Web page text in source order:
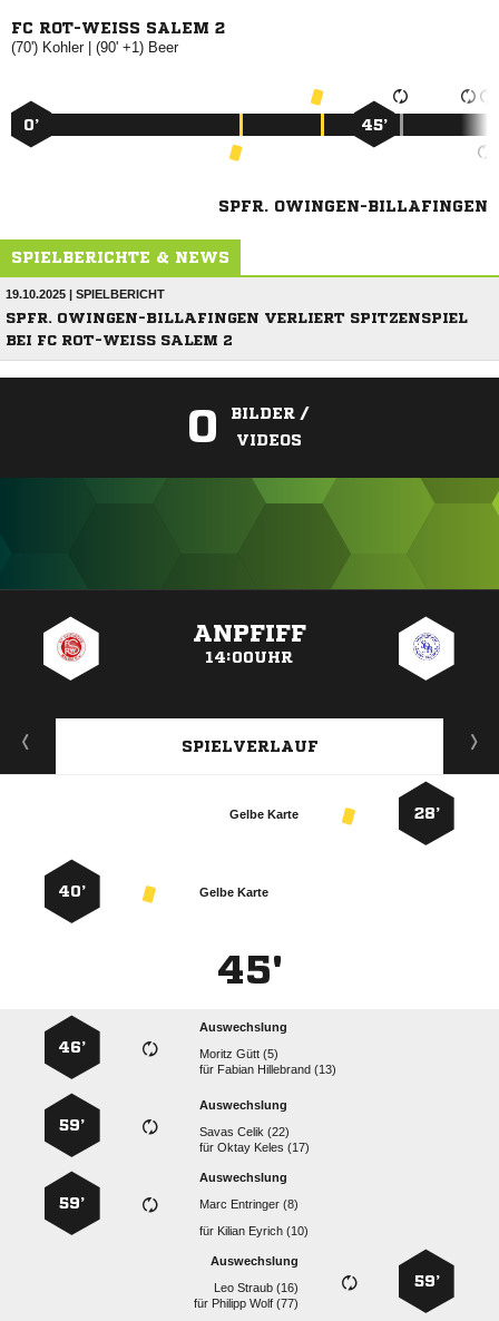
FC ROT-WEISS SALEM 2
(70') | (90' +1) 
0’ 45’
SPFR. OWINGEN-BILLAFINGEN
SPIELBERICHTE & NEWS
19.10.2025 | SPIELBERICHT
SPFR. OWINGEN-BILLAFINGEN VERLIERT SPITZENSPIEL
BEI FC ROT-WEISS SALEM 2
0
BILDER /
VIDEOS
ANPFIFF
14:00UHR
SPIELVERLAUF
28’
Gelbe Karte
Gelbe Karte
40’
45'
Auswechslung
  
für   
46’
Auswechslung
  
für  
59’
Auswechslung
  
für   
59’
59’
Auswechslung
  
für   